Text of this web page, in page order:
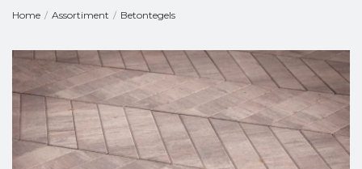
Home / Assortiment / Betontegels